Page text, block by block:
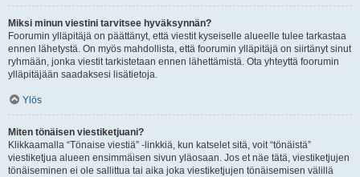
Miksi minun viestini tarvitsee hyväksynnän?
Foorumin ylläpitäjä on päättänyt, että viestit kyseiselle alueelle tulee tarkastaa
ennen lähetystä. On myös mahdollista, että foorumin ylläpitäjä on siirtänyt sinut
ryhmään, jonka viestit tarkistetaan ennen lähettämistä. Ota yhteyttä foorumin
ylläpitäjään saadaksesi lisätietoja.
Ylös
Miten tönäisen viestiketjuani?
Klikkaamalla “Tönaise viestiä” -linkkiä, kun katselet sitä, voit “tönäistä”
viestiketjua alueen ensimmäisen sivun yläosaan. Jos et näe tätä, viestiketjujen
tönäiseminen ei ole sallittua tai aika joka viestiketjujen tönäisemisen välillä